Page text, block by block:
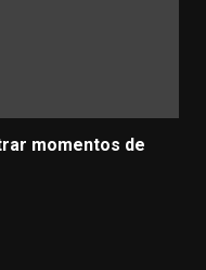
momentos de